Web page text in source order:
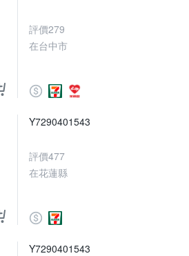
評價279
在台中市
Y7290401543
評價477
在花蓮縣
Y7290401543